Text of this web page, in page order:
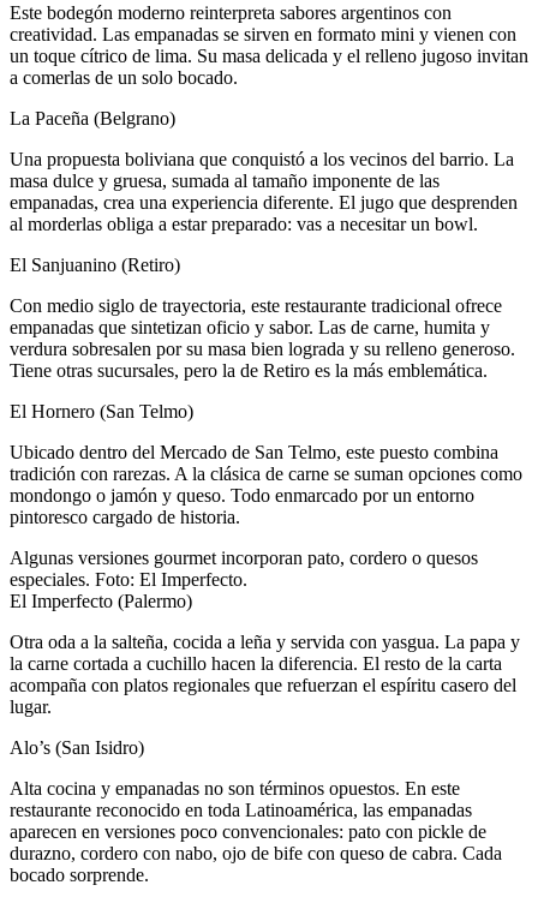
Este bodegón moderno reinterpreta sabores argentinos con
creatividad. Las empanadas se sirven en formato mini y vienen con
un toque cítrico de lima. Su masa delicada y el relleno jugoso invitan
a comerlas de un solo bocado.
La Paceña (Belgrano)
Una propuesta boliviana que conquistó a los vecinos del barrio. La
masa dulce y gruesa, sumada al tamaño imponente de las
empanadas, crea una experiencia diferente. El jugo que desprenden
al morderlas obliga a estar preparado: vas a necesitar un bowl.
El Sanjuanino (Retiro)
Con medio siglo de trayectoria, este restaurante tradicional ofrece
empanadas que sintetizan oficio y sabor. Las de carne, humita y
verdura sobresalen por su masa bien lograda y su relleno generoso.
Tiene otras sucursales, pero la de Retiro es la más emblemática.
El Hornero (San Telmo)
Ubicado dentro del Mercado de San Telmo, este puesto combina
tradición con rarezas. A la clásica de carne se suman opciones como
mondongo o jamón y queso. Todo enmarcado por un entorno
pintoresco cargado de historia.
Algunas versiones gourmet incorporan pato, cordero o quesos
especiales. Foto: El Imperfecto.
El Imperfecto (Palermo)
Otra oda a la salteña, cocida a leña y servida con yasgua. La papa y
la carne cortada a cuchillo hacen la diferencia. El resto de la carta
acompaña con platos regionales que refuerzan el espíritu casero del
lugar.
Alo’s (San Isidro)
Alta cocina y empanadas no son términos opuestos. En este
restaurante reconocido en toda Latinoamérica, las empanadas
aparecen en versiones poco convencionales: pato con pickle de
durazno, cordero con nabo, ojo de bife con queso de cabra. Cada
bocado sorprende.